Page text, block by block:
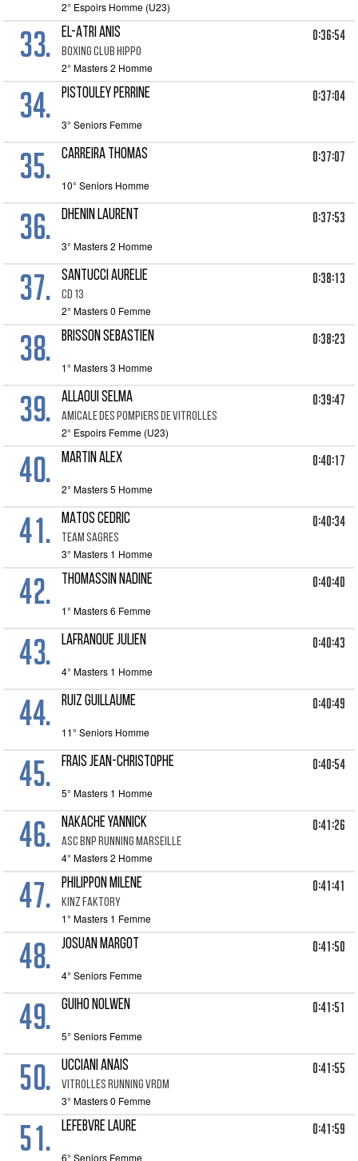
2° Espoirs Homme (U23)
33. EL-ATRI ANIS
BOXING CLUB HIPPO
0:36:54
2° Masters 2 Homme
34. PISTOULEY PERRINE 0:37:04
3° Seniors Femme
35. CARREIRA THOMAS 0:37:07
10° Seniors Homme
36. DHENIN LAURENT 0:37:53
3° Masters 2 Homme
37. SANTUCCI AURELIE
CD 13
0:38:13
2° Masters 0 Femme
38. BRISSON SEBASTIEN 0:38:23
1° Masters 3 Homme
39. ALLAOUI SELMA
AMICALE DES POMPIERS DE VITROLLES
0:39:47
2° Espoirs Femme (U23)
40. MARTIN ALEX 0:40:17
2° Masters 5 Homme
41. MATOS CEDRIC
TEAM SAGRES
0:40:34
3° Masters 1 Homme
42. THOMASSIN NADINE 0:40:40
1° Masters 6 Femme
43. LAFRANQUE JULIEN 0:40:43
4° Masters 1 Homme
44. RUIZ GUILLAUME 0:40:49
11° Seniors Homme
45. FRAIS JEAN-CHRISTOPHE 0:40:54
5° Masters 1 Homme
46. NAKACHE YANNICK
ASC BNP RUNNING MARSEILLE
0:41:26
4° Masters 2 Homme
47. PHILIPPON MILENE
KINZ FAKTORY
0:41:41
1° Masters 1 Femme
48. JOSUAN MARGOT 0:41:50
4° Seniors Femme
49. GUIHO NOLWEN 0:41:51
5° Seniors Femme
50. UCCIANI ANAIS
VITROLLES RUNNING VRDM
0:41:55
3° Masters 0 Femme
51. LEFEBVRE LAURE 0:41:59
6° Seniors Femme